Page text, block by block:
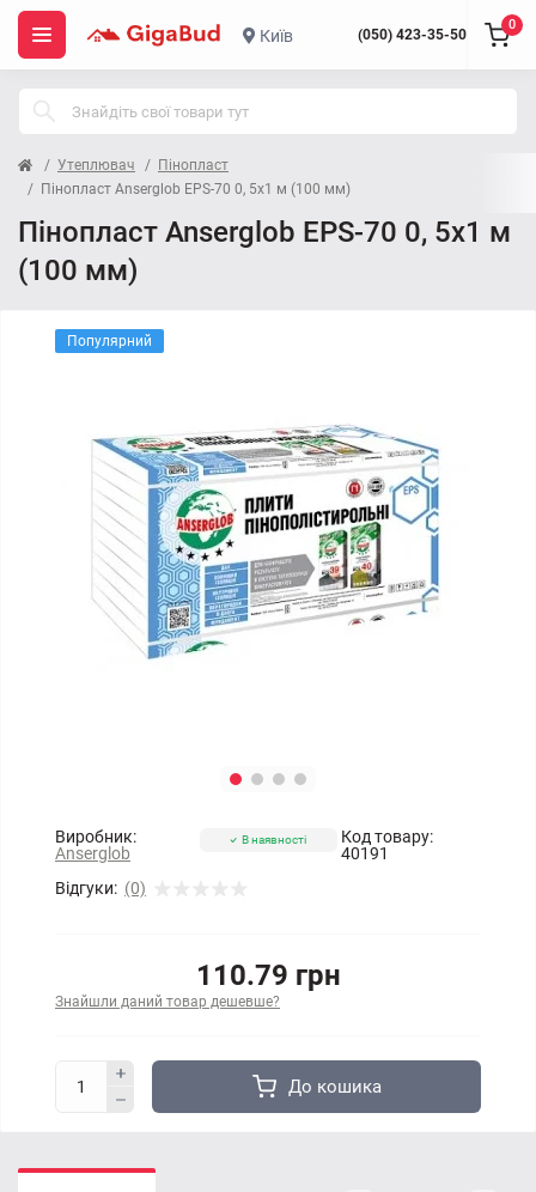
Київ (050) 423-35-50
0
Утеплювач
Пінопласт
Пінопласт Anserglob EPS-70 0, 5х1 м (100 мм)
Пінопласт Anserglob EPS-70 0, 5х1 м
(100 мм)
Популярний
Виробник:
Anserglob
Код товару:
40191
Відгуки: (0)
В наявності
110.79 грн
Знайшли даний товар дешевше?
До кошика